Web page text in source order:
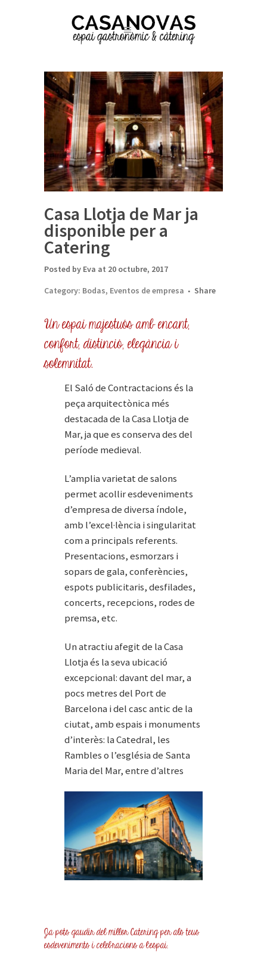
Casa Llotja de Mar ja
disponible per a
Catering
Posted by Eva at 20 octubre, 2017
Category: Bodas, Eventos de empresa Share
Un espai majestuós amb encant,
confort, distinció, elegància i
solemnitat.
El Saló de Contractacions és la
peça arquitectònica més
destacada de la Casa Llotja de
Mar, ja que es conserva des del
període medieval.
L’amplia varietat de salons
permet acollir esdeveniments
d’empresa de diversa índole,
amb l’excel·lència i singularitat
com a principals referents.
Presentacions, esmorzars i
sopars de gala, conferències,
espots publicitaris, desfilades,
concerts, recepcions, rodes de
premsa, etc.
Un atractiu afegit de la Casa
Llotja és la seva ubicació
excepcional: davant del mar, a
pocs metres del Port de
Barcelona i del casc antic de la
ciutat, amb espais i monuments
d’interès: la Catedral, les
Rambles o l’església de Santa
Maria del Mar, entre d’altres
Ja pots gaudir del millor Catering per als teus
esdeveniments i celebracions a l’espai.